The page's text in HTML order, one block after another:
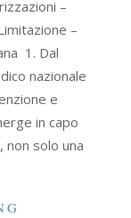
–
–
1. Dal
nazionale
e
in capo
non solo una